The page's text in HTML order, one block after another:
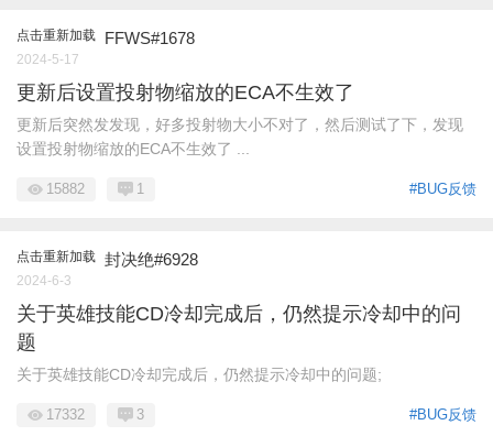
点击重新加载 FFWS#1678
2024-5-17
更新后设置投射物缩放的ECA不生效了
更新后突然发发现，好多投射物大小不对了，然后测试了下，发现
设置投射物缩放的ECA不生效了 ...
#BUG反馈
15882 1
点击重新加载 封决绝#6928
2024-6-3
关于英雄技能CD冷却完成后，仍然提示冷却中的问
题
关于英雄技能CD冷却完成后，仍然提示冷却中的问题;
#BUG反馈
17332 3